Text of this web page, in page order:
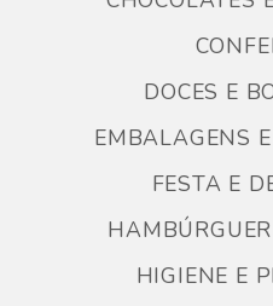
DOCES E
EMBALAGENS
FESTA E
HIGIENE E